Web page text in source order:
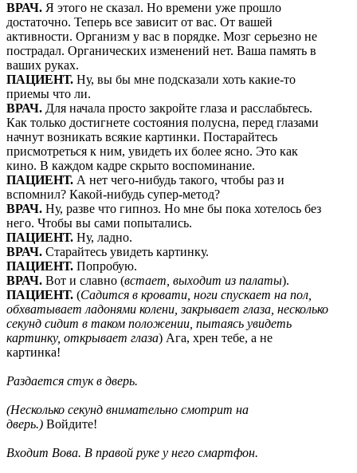
ВРАЧ. Я этого не сказал. Но времени уже прошло
достаточно. Теперь все зависит от вас. От вашей
активности. Организм у вас в порядке. Мозг серьезно не
пострадал. Органических изменений нет. Ваша память в
ваших руках.
ПАЦИЕНТ. Ну, вы бы мне подсказали хоть какие-то
приемы что ли.
ВРАЧ. Для начала просто закройте глаза и расслабьтесь.
Как только достигнете состояния полусна, перед глазами
начнут возникать всякие картинки. Постарайтесь
присмотреться к ним, увидеть их более ясно. Это как
кино. В каждом кадре скрыто воспоминание.
ПАЦИЕНТ. А нет чего-нибудь такого, чтобы раз и
вспомнил? Какой-нибудь супер-метод?
ВРАЧ. Ну, разве что гипноз. Но мне бы пока хотелось без
него. Чтобы вы сами попытались.
ПАЦИЕНТ. Ну, ладно.
ВРАЧ. Старайтесь увидеть картинку.
ПАЦИЕНТ. Попробую.
ВРАЧ. Вот и славно (встает, выходит из палаты).
ПАЦИЕНТ. (Садится в кровати, ноги спускает на пол,
обхватывает ладонями колени, закрывает глаза, несколько
секунд сидит в таком положении, пытаясь увидеть
картинку, открывает глаза) Ага, хрен тебе, а не
картинка!
Раздается стук в дверь.
(Несколько секунд внимательно смотрит на
дверь.) Войдите!
Входит Вова. В правой руке у него смартфон.